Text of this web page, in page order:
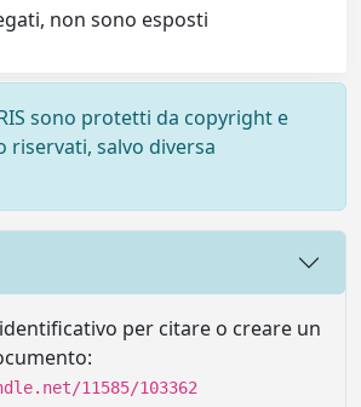
non sono esposti
sono protetti da copyright e
salvo diversa
per citare o creare un
11585/103362